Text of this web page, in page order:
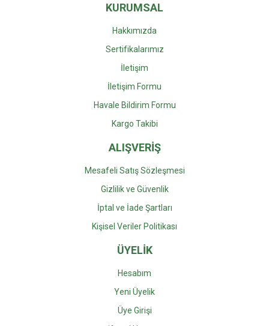
Ürün fiyatı diğer sitelerden daha pahalı.
Gönder
KURUMSAL
Hakkımızda
Sertifikalarımız
İletişim
İletişim Formu
Havale Bildirim Formu
Kargo Takibi
ALIŞVERİŞ
Mesafeli Satış Sözleşmesi
Gizlilik ve Güvenlik
İptal ve İade Şartları
Kişisel Veriler Politikası
ÜYELİK
Hesabım
Yeni Üyelik
Üye Girişi